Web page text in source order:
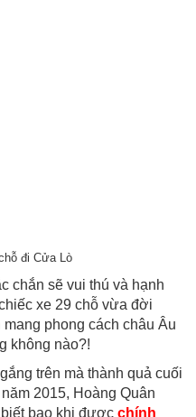
đi Cửa Lò
chắn sẽ vui thú và hạnh
xe 29 chỗ vừa đời
phong cách châu Âu
không nào?!
trên mà thành quả cuối
2015, Hoàng Quân
bao khi được chính